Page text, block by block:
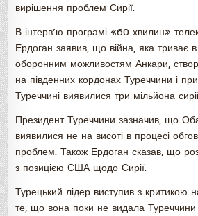
вирішення проблем Сирії.
В інтерв’ю програмі «60 хвилин»
Ердоган заявив, що війна, яка триває
оборонним можливостям Анкари,
на південних кордонах Туреччини і
Туреччині виявилися три мільйона
Президент Туреччини зазначив, що
виявилися не на висоті в процесі
проблем. Також Ердоган сказав, що
з позицією США щодо Сирії.
Турецький лідер виступив з критикою
те, що вона поки не видала Туреччини